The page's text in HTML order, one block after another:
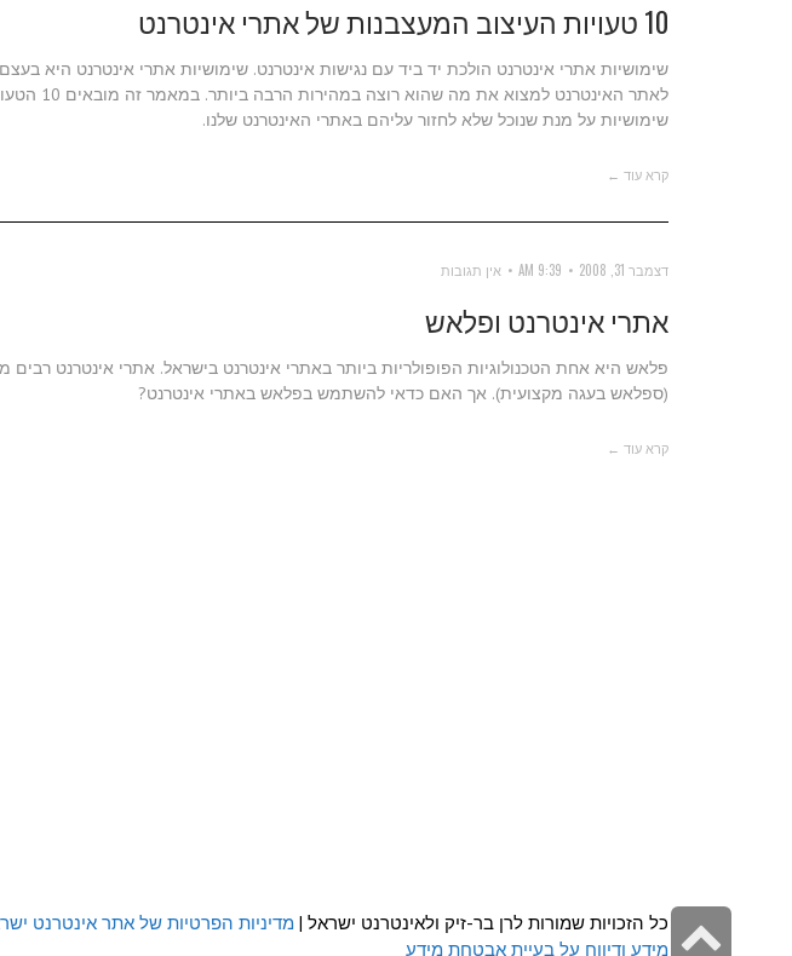
10 טעויות העיצוב המעצבנות של אתרי אינטרנט
שימושיות אתרי אינטרנט הולכת יד ביד עם נגישות אינטרנט. שימושיות אתרי אינטרנט היא
לאתר
שימושיות על מנת שנוכל שלא לחזור עליהם באתרי האינטרנט שלנו.
קרא עוד ←
דצמבר 31, 2008 9:39 AM אין תגובות
אתרי אינטרנט ופלאש
פלאש היא אחת הטכנולוגיות הפופולריות ביותר באתרי אינטרנט בישראל. אתרי אינטרנט
(ספלאש בעגה מקצועית). אך האם כדאי להשתמש בפלאש באתרי אינטרנט?
קרא עוד ←
כל הזכויות שמורות לרן בר-זיק ולאינטרנט ישראל | מדיניות הפרטיות של אתר אינטרנט
מידע ודיווח על בעיית אבטחת מידע
גלילה